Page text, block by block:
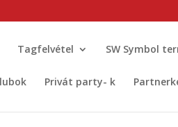
Tagfelvétel SW Symbol
Privát party- k